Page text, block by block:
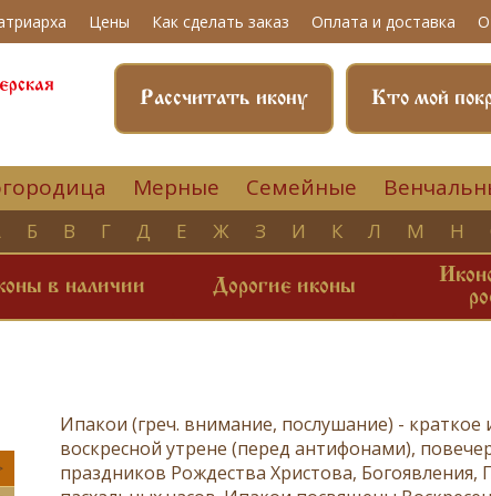
Цены Как сделать заказ Оплата и доставка
Кто мой
Рассчитать икону
Мерные Семейные
Б В Г Д Е Ж З И К Л М Н
в наличии Дорогие иконы
Ипакои (греч. внимание, послушание) - краткое
воскресной утрене (перед антифонами),
праздников Рождества Христова, Богоявления,